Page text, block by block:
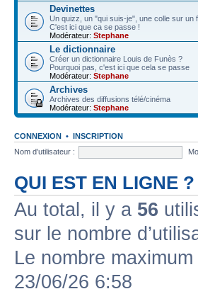
Devinettes
Un quizz, un "qui suis-je", une colle sur un
C'est ici que ca se passe !
Modérateur: Stephane
Le dictionnaire
Créer un dictionnaire Louis de Funès ?
Pourquoi pas, c'est ici que cela se passe
Modérateur: Stephane
Archives
Archives des diffusions télé/cinéma
Modérateur: Stephane
CONNEXION • INSCRIPTION
Nom d’utilisateur :
QUI EST EN LIGNE ?
Au total, il y a 56
sur le nombre
Le nombre
23/06/26 6:58